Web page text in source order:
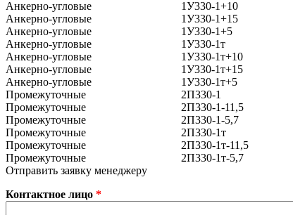
Анкерно-угловые
1У330-1+10
Анкерно-угловые
1У330-1+15
Анкерно-угловые
1У330-1+5
Анкерно-угловые
1У330-1т
Анкерно-угловые
1У330-1т+10
Анкерно-угловые
1У330-1т+15
Анкерно-угловые
1У330-1т+5
Промежуточные
2П330-1
Промежуточные
2П330-1-11,5
Промежуточные
2П330-1-5,7
Промежуточные
2П330-1т
Промежуточные
2П330-1т-11,5
Промежуточные
2П330-1т-5,7
Отправить заявку менеджеру
Контактное лицо *